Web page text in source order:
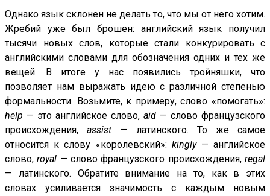
Однако язык склонен не делать то, что мы от него хотим.
Жребий уже был брошен: английский язык получил
тысячи новых слов, которые стали конкурировать с
английскими словами для обозначения одних и тех же
вещей. В итоге у нас появились тройняшки, что
позволяет нам выражать идею с различной степенью
формальности. Возьмите, к примеру, слово «помогать»:
help — это английское слово, aid — слово французского
происхождения,assist — латинского. То же самое
относится к слову «королевский»: kingly— английское
слово,royal — слово французского происхождения,regal
— латинского. Обратите внимание на то, как в этих
словах усиливается значимость с каждым новым